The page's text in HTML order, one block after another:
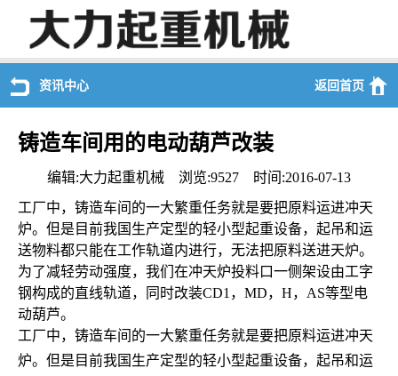
资讯中心 返回首页
铸造车间用的电动葫芦改装
编辑:大力起重机械 浏览:9527 时间:2016-07-13
工厂中，铸造车间的一大繁重任务就是要把原料运进冲天
炉。但是目前我国生产定型的轻小型起重设备，起吊和运
送物料都只能在工作轨道内进行，无法把原料送进天炉。
为了减轻劳动强度，我们在冲天炉投料口一侧架设由工字
钢构成的直线轨道，同时改装CD1，MD，H，AS等型电
动葫芦。
工厂中，铸造车间的一大繁重任务就是要把原料运进冲天
炉。但是目前我国生产定型的轻小型起重设备，起吊和运